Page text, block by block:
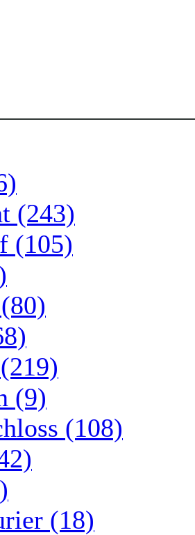
(243)
(105)
(9)
(108)
(18)